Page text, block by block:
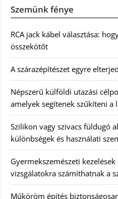
Szemünk fénye
RCA jack kábel választása:
összekötőt
A szárazépítészet egyre
Népszerű külföldi utazási
amelyek segítenek szűkíteni a
Szilikon vagy szivacs füldugó
különbségek és használati
Gyermekszemészeti
vizsgálatokra számíthatnak a
Műköröm építés